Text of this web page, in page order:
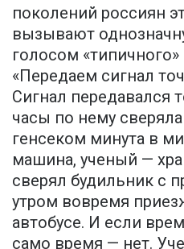
поколений россиян
вызывают
голосом
«Передаем сигнал
Сигнал передавался
часы по нему сверяла
генсеком минута в
машина, ученый —
сверял будильник с
утром вовремя
автобусе. И если
само время — нет.